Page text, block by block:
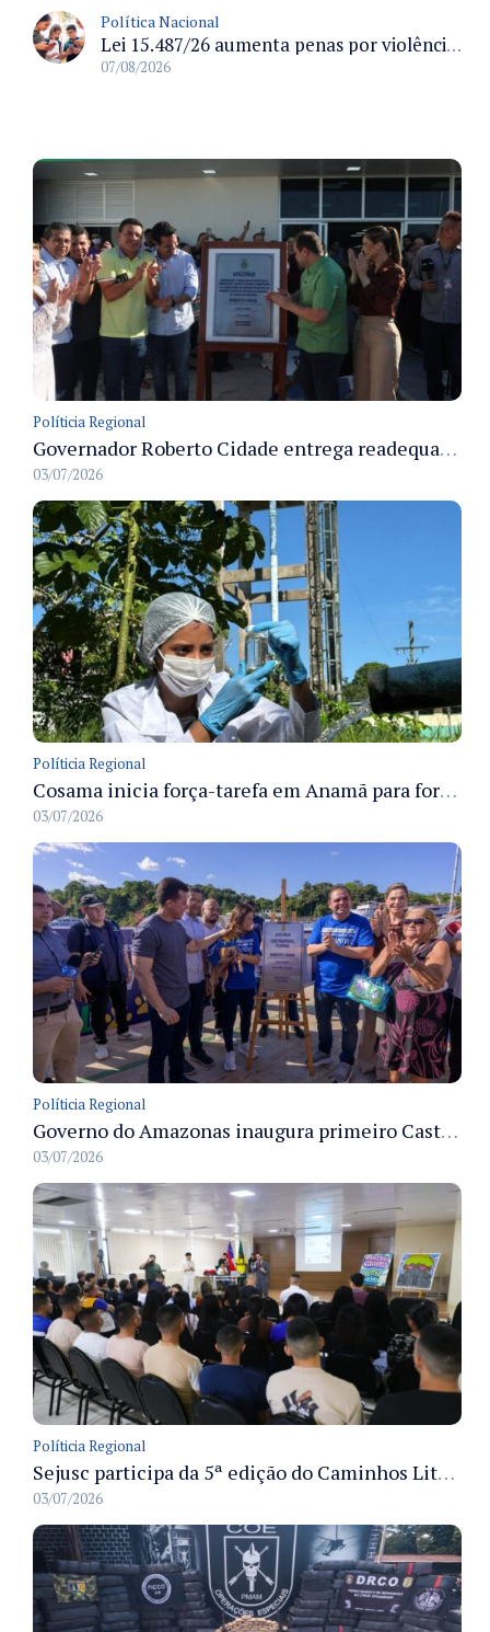
Política Nacional
Lei 15.487/26 aumenta penas por violência sexual digital contra crianças e adolescentes e autoriza ronda virtual para investigação
07/08/2026
Políticia Regional
Governador Roberto Cidade entrega readequação do ambulatório da FCecon e amplia capacidade de atendimento oncológico em Manaus
03/07/2026
Políticia Regional
Cosama inicia força-tarefa em Anamã para fortalecer abastecimento de água e segurança hídrica da população
03/07/2026
Políticia Regional
Governo do Amazonas inaugura primeiro Castramóvel Fluvial para atendimento veterinário às comunidades ribeirinhas e castração gratuita
03/07/2026
Políticia Regional
Sejusc participa da 5ª edição do Caminhos Literários com foco na cultura hip-hop nas unidades socioeducativas
03/07/2026